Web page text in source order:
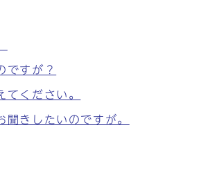
ですが？
ください。
きしたいのですが。